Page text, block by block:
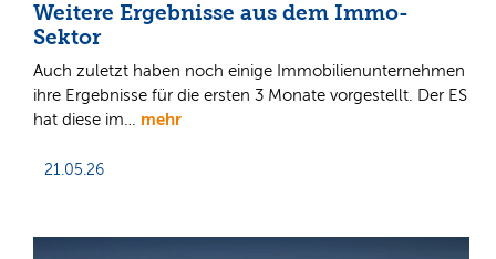
Weitere Ergebnisse aus dem Immo-
Sektor
Auch zuletzt haben noch einige Immobilienunternehmen
ihre Ergebnisse für die ersten 3 Monate vorgestellt. Der ES
hat diese im… mehr
21.05.26